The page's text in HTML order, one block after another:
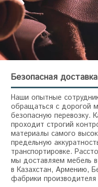
Безопасная
Наши опытные
обращаться с дорогой
безопасную перевозку.
проходит строгий
материалы самого
предельную
транспортировке.
мы доставляем мебель
в Казахстан, Армению,
фабрики